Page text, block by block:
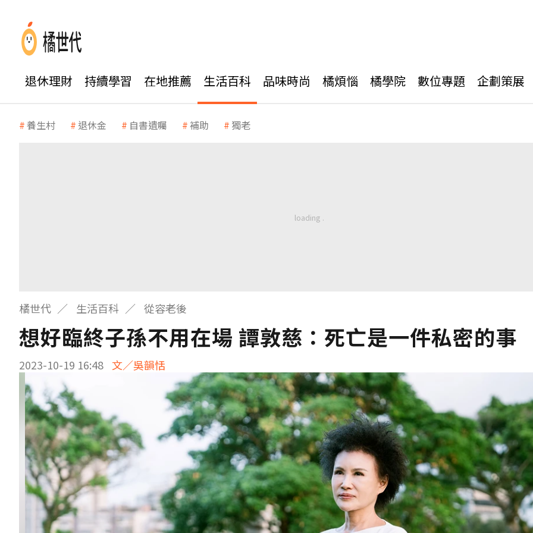
退休理財 持續學習 在地推薦 生活百科 品味時尚 橘煩惱 橘學院 數位專題 企劃策展
養生村 退休金 自書遺囑 補助 獨老
橘世代 生活百科 從容老後
想好臨終子孫不用在場 譚敦慈：死亡是一件私密的事
2023-10-19 16:48 文／吳韻恬